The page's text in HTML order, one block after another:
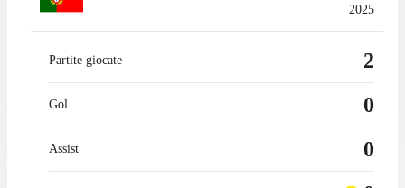
2025
Partite giocate 2
Gol 0
Assist 0